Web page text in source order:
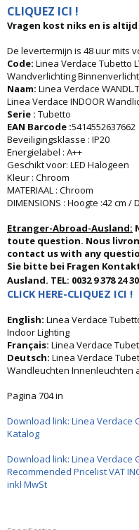
CLIQUEZ ICI !
Vragen kost niks en is
De levertermijn is 48 uur mits
Code: Linea Verdace Tubetto
Wandverlichting
Naam: Linea Verdace
Linea Verdace INDOOR
Serie : Tubetto
EAN Barcode :5414552637662
Beveiligingsklasse : IP20
Energielabel : A++
Geschikt voor: LED Halogeen
Kleur : Chroom
MATERIAAL : Chroom
DIMENSIONS : Hoogte :42 cm /
Etranger-Abroad-Ausland:
toute question. Nous
contact us with any
Sie bitte bei Fragen
Ausland. TEL: 0032 9 378 24
CLICK HERE-CLIQUEZ ICI !
English: Linea Verdace
Indoor Lighting
Français: Linea Verdace
Deutsch: Linea Verdace
Wandleuchten Innenleuchten
Pagina 704 in
Download link: Linea Verdace
Katalog
Download link: Linea Verdace
Recommended Pricelist VAT
inkl MwSt